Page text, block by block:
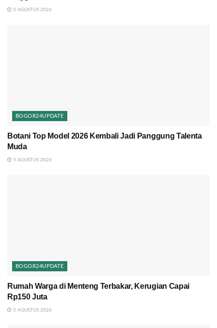
5 AGUSTUS 2026
BOGOR24UPDATE
Botani Top Model 2026 Kembali Jadi Panggung Talenta
Muda
5 AGUSTUS 2026
BOGOR24UPDATE
Rumah Warga di Menteng Terbakar, Kerugian Capai
Rp150 Juta
5 AGUSTUS 2026